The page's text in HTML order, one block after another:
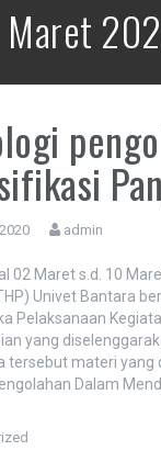
Maret
admin
02 Maret s.d. 10
Univet Bantara
Pelaksanaan
yang
tersebut materi yang
Dalam